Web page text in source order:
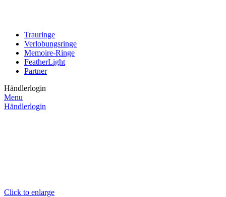
Trauringe
Verlobungsringe
Memoire-Ringe
FeatherLight
Partner
Händlerlogin
Menu
Händlerlogin
Click to enlarge